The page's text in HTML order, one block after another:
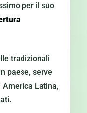
per il suo
tradizionali
paese, serve
America Latina,